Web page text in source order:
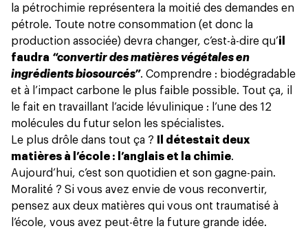
la pétrochimie représentera la moitié des demandes en
pétrole. Toute notre consommation (et donc la
production associée) devra changer, c’est-à-dire qu’il
faudra “convertir des matières végétales en
ingrédients biosourcés”. Comprendre : biodégradable
et à l’impact carbone le plus faible possible. Tout ça, il
le fait en travaillant l’acide lévulinique : l’une des 12
molécules du futur selon les spécialistes.
Le plus drôle dans tout ça ?
Il détestait deux
matières à l’école : l’anglais et la chimie.
Aujourd’hui, c’est son quotidien et son gagne-pain.
Moralité ? Si vous avez envie de vous reconvertir,
pensez aux deux matières qui vous ont traumatisé à
l’école, vous avez peut-être la future grande idée.